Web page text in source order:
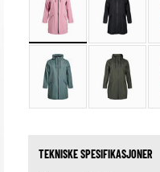
TEKNISKE SPESIFIKASJONER